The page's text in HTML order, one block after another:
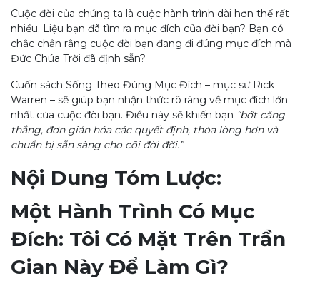
Cuộc đời của chúng ta là cuộc hành trình dài hơn thế rất
nhiều. Liệu bạn đã tìm ra mục đích của đời bạn? Bạn có
chắc chắn rằng cuộc đời bạn đang đi đúng mục đích mà
Đức Chúa Trời đã định sẵn?
Cuốn sách Sống Theo Đúng Mục Đích – mục sư Rick
Warren – sẽ giúp bạn nhận thức rõ ràng về mục đích lớn
nhất của cuộc đời bạn. Điều này sẽ khiến bạn “bớt căng
thẳng, đơn giản hóa các quyết định, thỏa lòng hơn và
chuẩn bị sẵn sàng cho cõi đời đời.”
Nội Dung Tóm Lược:
Một Hành Trình Có Mục
Đích: Tôi Có Mặt Trên Trần
Gian Này Để Làm Gì?